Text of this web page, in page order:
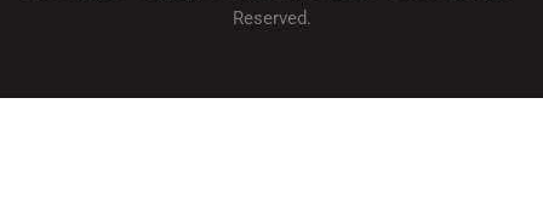
Reserved.